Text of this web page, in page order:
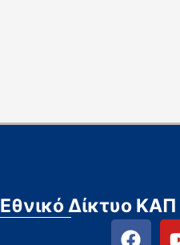
Εθνικό Δίκτυο ΚΑΠ